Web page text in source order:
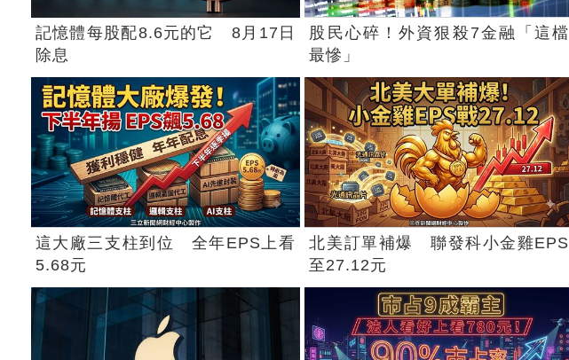
記憶體每股配8.6元的它 8月17日
除息
股民心碎！外資狠殺7金融「這檔
最慘」
這大廠三支柱到位 全年EPS上看
5.68元
北美訂單補爆 聯發科小金雞EPS
至27.12元